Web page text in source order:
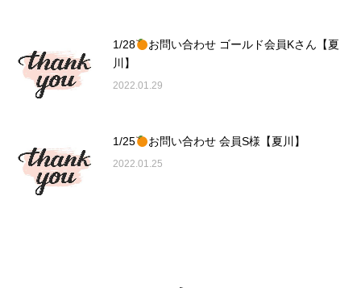
1/28
お問い合わせ ゴールド会員Kさん【夏
川】
2022.01.29
1/25 お問い合わせ 会員S様【夏川】
2022.01.25